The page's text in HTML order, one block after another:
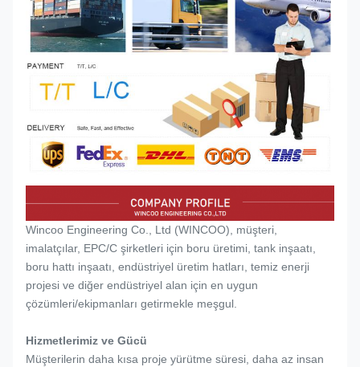
Wincoo Engineering Co., Ltd (WINCOO), müşteri,
imalatçılar, EPC/C şirketleri için boru üretimi, tank inşaatı,
boru hattı inşaatı, endüstriyel üretim hatları, temiz enerji
projesi ve diğer endüstriyel alan için en uygun
çözümleri/ekipmanları getirmekle meşgul.
Hizmetlerimiz ve Gücü
Müşterilerin daha kısa proje yürütme süresi, daha az insan